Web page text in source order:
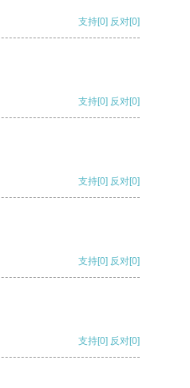
支持[0] 反对[0]
支持[0] 反对[0]
支持[0] 反对[0]
支持[0] 反对[0]
支持[0] 反对[0]